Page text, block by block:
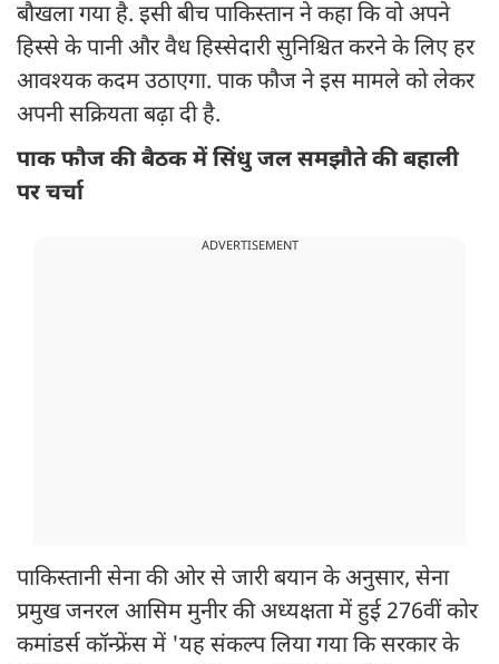
बौखला गया है. इसी बीच पाकिस्तान ने कहा कि वो अपने
हिस्से के पानी और वैध हिस्सेदारी सुनिश्चित करने के लिए हर
आवश्यक कदम उठाएगा. पाक फौज ने इस मामले को लेकर
अपनी सक्रियता बढ़ा दी है.
पाक फौज की बैठक में सिंधु जल समझौते की बहाली
पर चर्चा
ADVERTISEMENT
पाकिस्तानी सेना की ओर से जारी बयान के अनुसार, सेना
प्रमुख जनरल आसिम मुनीर की अध्यक्षता में हुई 276वीं कोर
कमांडर्स कॉन्फ्रेंस में 'यह संकल्प लिया गया कि सरकार के